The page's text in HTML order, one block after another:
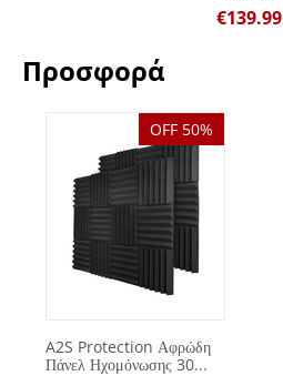
€139.99
Προσφορά
OFF 50%
A2S Protection Αφρώδη
Πάνελ Ηχομόνωσης 30...